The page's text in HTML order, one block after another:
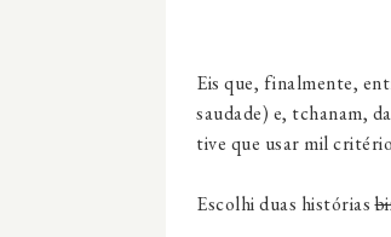
Eis que, finalmente,
saudade) e, tchanam,
tive que usar mil
Escolhi duas histórias